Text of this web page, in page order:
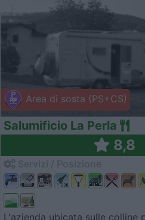
Area di sosta (PS+CS)
Salumificio La Perla
8,8
L'azienda ubicata sulle colline